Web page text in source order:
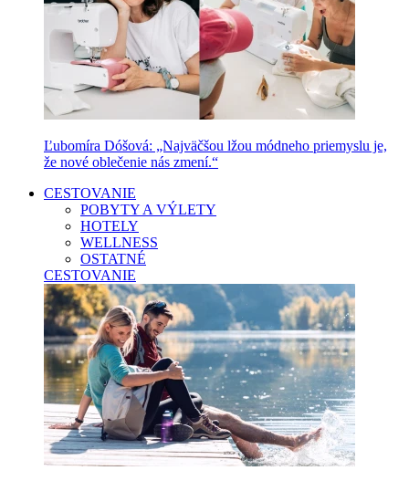
Ľubomíra Dóšová: „Najväčšou lžou módneho priemyslu je,
že nové oblečenie nás zmení.“
CESTOVANIE
POBYTY A VÝLETY
HOTELY
WELLNESS
OSTATNÉ
CESTOVANIE